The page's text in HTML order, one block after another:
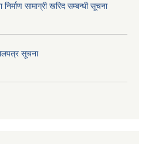
सामाग्री खरिद सम्बन्धी सूचना
सूचना